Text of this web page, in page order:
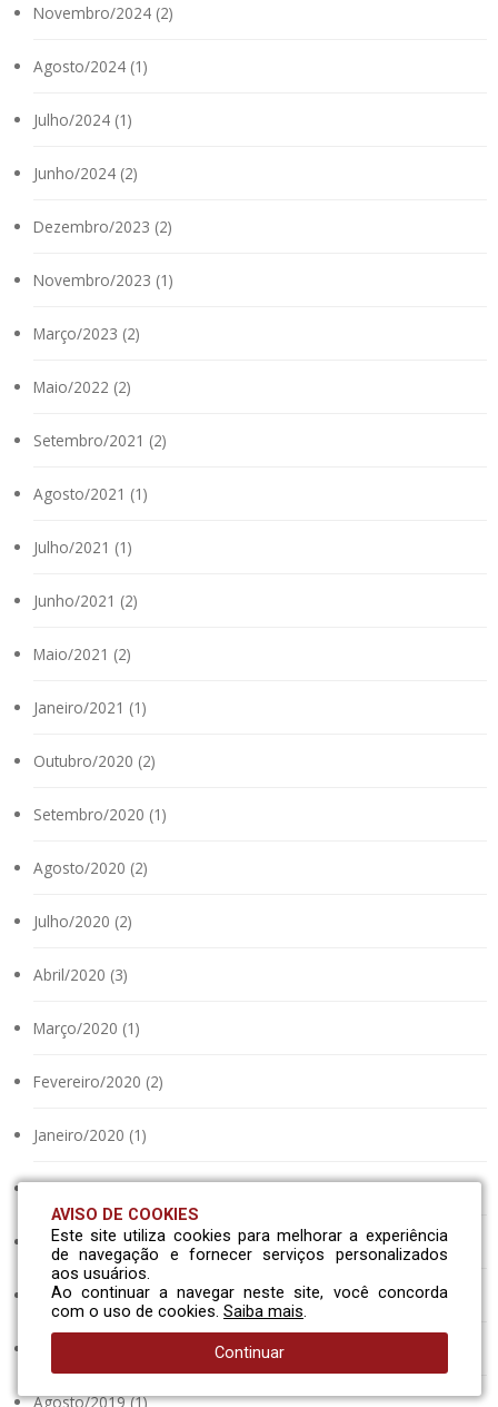
Novembro/2024 (2)
Agosto/2024 (1)
Julho/2024 (1)
Junho/2024 (2)
Dezembro/2023 (2)
Novembro/2023 (1)
Março/2023 (2)
Maio/2022 (2)
Setembro/2021 (2)
Agosto/2021 (1)
Julho/2021 (1)
Junho/2021 (2)
Maio/2021 (2)
Janeiro/2021 (1)
Outubro/2020 (2)
Setembro/2020 (1)
Agosto/2020 (2)
Julho/2020 (2)
Abril/2020 (3)
Março/2020 (1)
Fevereiro/2020 (2)
Janeiro/2020 (1)
Dezembro/2019 (1)
Novembro/2019 (2)
Outubro/2019 (2)
Agosto/2019 (1)
AVISO DE COOKIES
Este site utiliza cookies para melhorar a experiência
de navegação e fornecer serviços personalizados
aos usuários.
Ao continuar a navegar neste site, você concorda
com o uso de cookies. Saiba mais.
Continuar